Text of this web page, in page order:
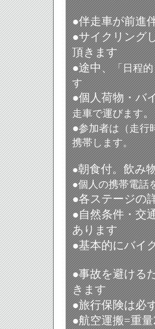
●伴走車が前進
●サイクリング
頂きます
●途中、
「日程
す
●個人荷物・バ
走車で運びます。
●参加者は（走行
携帯します。
●朝食付。飲み
●個人の携帯電話
●各ステージの
●自然条件・交
あります
●基本的にバイ
●事故を避ける
きます
●旅行保険は必
●航空運搬=重